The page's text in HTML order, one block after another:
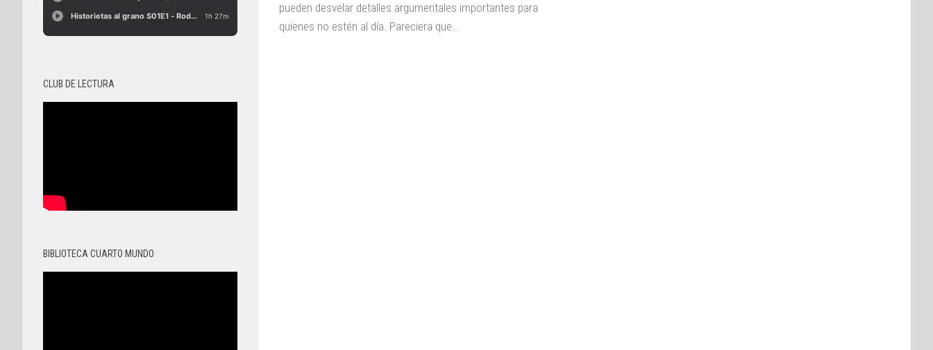
pueden desvelar detalles argumentales importantes para
quienes no estén al día. Pareciera que...
CLUB DE LECTURA
BIBLIOTECA CUARTO MUNDO